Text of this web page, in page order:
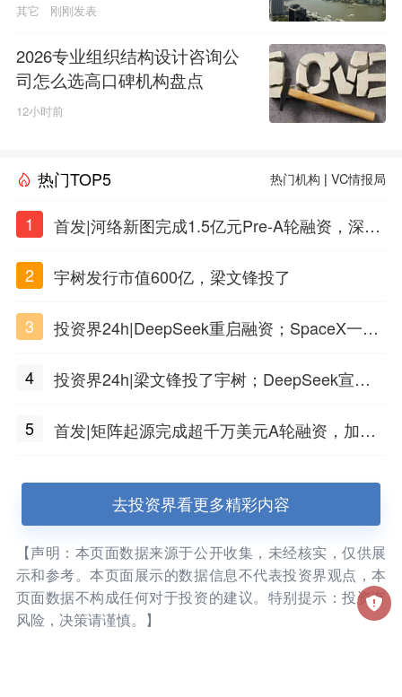
其它 刚刚发表
2026专业组织结构设计咨询公
司怎么选高口碑机构盘点
12小时前
热门TOP5 热门机构 |VC情报局
1
首发|河络新图完成1.5亿元Pre-A轮融资，深耕i
2
宇树发行市值600亿，梁文锋投了
3
投资界24h|DeepSeek重启融资；SpaceX一夜
4
投资界24h|梁文锋投了宇树；DeepSeek宣布
5
首发|矩阵起源完成超千万美元A轮融资，加速
去投资界看更多精彩内容
【声明：本页面数据来源于公开收集，未经核实，仅供展
示和参考。本页面展示的数据信息不代表投资界观点，本
页面数据不构成任何对于投资的建议。特别提示：投资有
风险，决策请谨慎。】